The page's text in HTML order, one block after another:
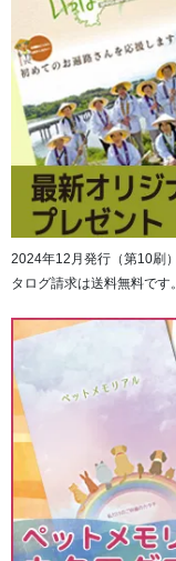
2024年12月発行（第10刷
タログ請求は送料無料です